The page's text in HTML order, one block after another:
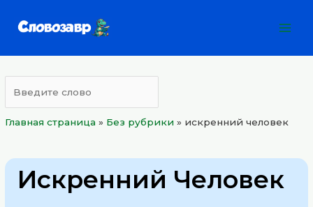
Главная страница » Без рубрики » искренний человек
Искренний Человек